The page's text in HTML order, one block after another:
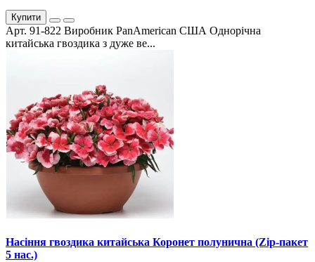
Купити
Арт. 91-822 Виробник PanAmerican США Однорічна
китайська гвоздика з дуже ве...
Насіння гвоздика китайська Коронет полунична (Zip-пакет
5 нас.)